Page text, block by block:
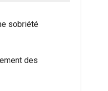
sobriété
des